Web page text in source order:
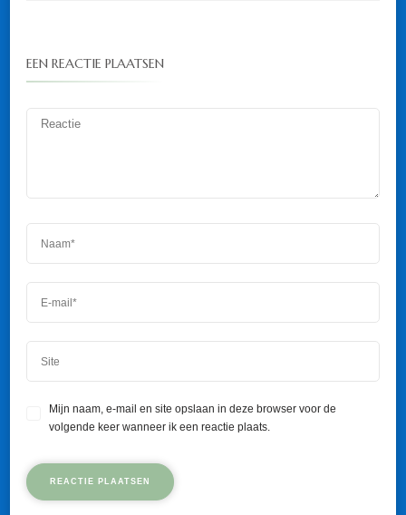
EEN REACTIE PLAATSEN
Mijn naam, e-mail en site opslaan in deze browser voor de
volgende keer wanneer ik een reactie plaats.